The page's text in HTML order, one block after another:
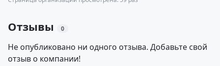
Отзывы 0
Не опубликовано ни одного отзыва. Добавьте свой
отзыв о компании!